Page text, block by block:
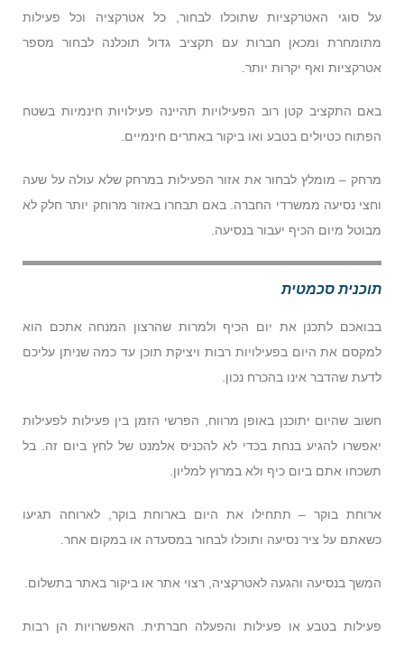
על סוגי האטרקציות שתוכלו לבחור, כל אטרקציה וכל פעילות
מתומחרת ומכאן חברות עם תקציב גדול תוכלנה לבחור מספר
אטרקציות ואף יקרות יותר.
באם התקציב קטן רוב הפעילויות תהיינה פעילויות חינמיות בשטח
הפתוח כטיולים בטבע ואו ביקור באתרים חינמיים.
מרחק – מומלץ לבחור את אזור הפעילות במרחק שלא עולה על שעה
וחצי נסיעה ממשרדי החברה. באם תבחרו באזור מרוחק יותר חלק לא
מבוטל מיום הכיף יעבור בנסיעה.
תוכנית סכמטית
בבואכם לתכנן את יום הכיף ולמרות שהרצון המנחה אתכם הוא
למקסם את היום בפעילויות רבות ויציקת תוכן עד כמה שניתן עליכם
לדעת שהדבר אינו בהכרח נכון.
חשוב שהיום יתוכנן באופן מרווח, הפרשי הזמן בין פעילות לפעילות
יאפשרו להגיע בנחת בכדי לא להכניס אלמנט של לחץ ביום זה. בל
תשכחו אתם ביום כיף ולא במרוץ למליון.
ארוחת בוקר – תתחילו את היום בארוחת בוקר, לארוחה תגיעו
כשאתם על ציר נסיעה ותוכלו לבחור במסעדה או במקום אחר.
המשך בנסיעה והגעה לאטרקציה, רצוי אתר או ביקור באתר בתשלום.
פעילות בטבע או פעילות והפעלה חברתית. האפשרויות הן רבות